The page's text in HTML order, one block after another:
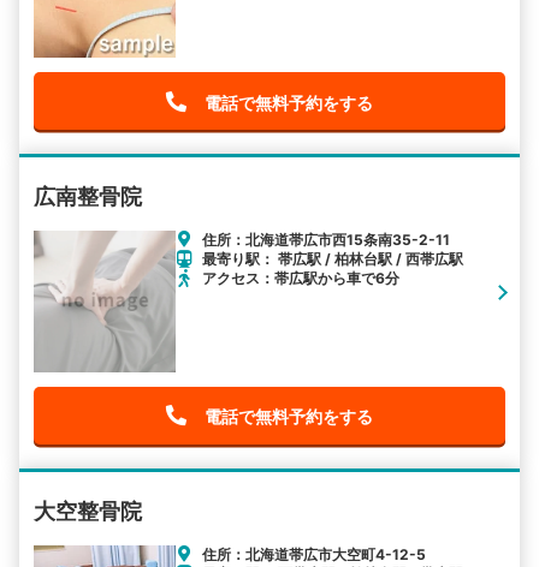
電話で無料予約をする
広南整骨院
住所：北海道帯広市西15条南35-2-11
最寄り駅： 帯広駅 / 柏林台駅 / 西帯広駅
アクセス：帯広駅から車で6分
電話で無料予約をする
大空整骨院
住所：北海道帯広市大空町4-12-5